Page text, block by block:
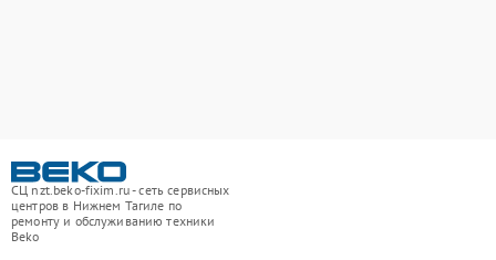
СЦ nzt.beko-fixim.ru - сеть сервисных
центров в Нижнем Тагиле по
ремонту и обслуживанию техники
Beko